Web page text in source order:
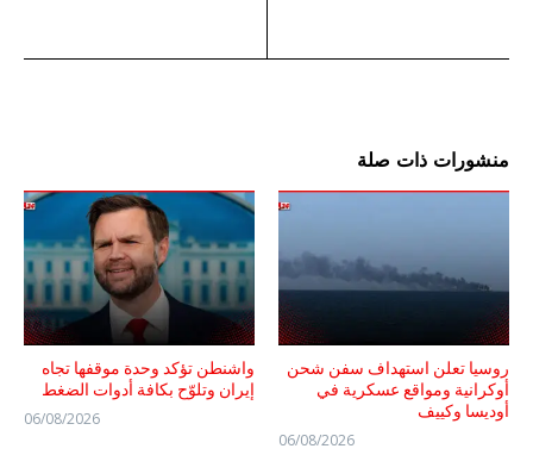
منشورات ذات صلة
روسيا تعلن استهداف سفن شحن
أوكرانية ومواقع عسكرية في
أوديسا وكييف
06/08/2026
واشنطن تؤكد وحدة موقفها تجاه
إيران وتلوّح بكافة أدوات الضغط
06/08/2026